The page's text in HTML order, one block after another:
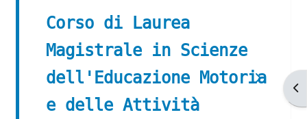
Corso di Laurea
Magistrale in Scienze
dell'Educazione Motoria
e delle Attività